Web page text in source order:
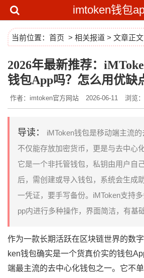
imtoken钱包
当前位置： 首页 > 相关报道 > 文章正文
2026年最新推荐：
钱包App吗？怎么用优缺
作者：imtoken官方网站 2026-06-11 浏览
导读：
iMToken钱包是移动端主流的
不仅能存放加密货币，更是与去中心
它是一个非托管钱包，私钥由用户自
后，需创建或导入钱包，系统会生成
一凭证，要手写备份。iMToken支持
pp内进行多种操作，界面简洁，有基
作为一款长期活跃在 区块链世界的数
ken钱包确实是一个货真价实的钱包
端最主流的去中心化钱包之一。它不